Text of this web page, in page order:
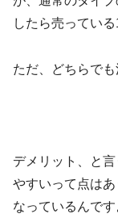
したら売ってい
ただ、どちらでも
デメリット、と
やすいって点は
なっているんです